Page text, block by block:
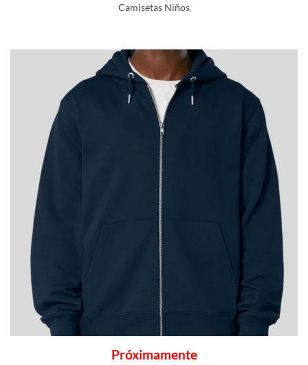
Camisetas Niños
Próximamente